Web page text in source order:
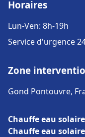
Horaires
Lun-Ven: 8h-19h
Service d'urgence
Zone
Gond Pontouvre,
Chauffe eau
Chauffe eau